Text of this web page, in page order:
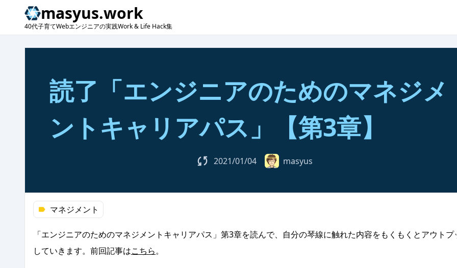
masyus.work
40代子育てWebエンジニアの実践Work & Life Hack集
読了「エンジニアのためのマネジメ
ントキャリアパス」【第3章】
2021/01/04 masyus
マネジメント
「エンジニアのためのマネジメントキャリアパス」第3章を読んで、自分の琴線に触れた内容をもくもくとアウトプ
していきます。前回記事はこちら。